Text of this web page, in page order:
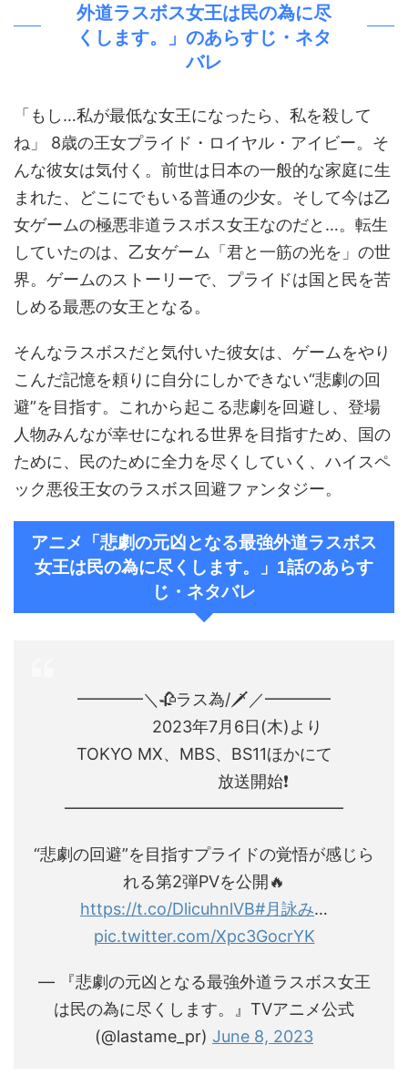
外道ラスボス女王は民の為に尽
くします。」のあらすじ・ネタ
バレ
「もし…私が最低な女王になったら、私を殺して
ね」 8歳の王女プライド・ロイヤル・アイビー。そ
んな彼女は気付く。前世は日本の一般的な家庭に生
まれた、どこにでもいる普通の少女。そして今は乙
女ゲームの極悪非道ラスボス女王なのだと…。転生
していたのは、乙女ゲーム「君と一筋の光を」の世
界。ゲームのストーリーで、プライドは国と民を苦
しめる最悪の女王となる。
そんなラスボスだと気付いた彼女は、ゲームをやり
こんだ記憶を頼りに自分にしかできない“悲劇の回
避”を目指す。これから起こる悲劇を回避し、登場
人物みんなが幸せになれる世界を目指すため、国の
ために、民のために全力を尽くしていく、ハイスペ
ック悪役王女のラスボス回避ファンタジー。
アニメ「悲劇の元凶となる最強外道ラスボス
女王は民の為に尽くします。」1話のあらす
じ・ネタバレ
━━━━＼🥀ラス為/🗡️／━━━━
2023年7月6日(木)より
TOKYO MX、MBS、BS11ほかにて
放送開始❗️
━━━━━━━━━━━━━━━━━
“悲劇の回避”を目指すプライドの覚悟が感じら
れる第2弾PVを公開🔥
https://t.co/DlicuhnlVB#月詠み…
pic.twitter.com/Xpc3GocrYK
— 『悲劇の元凶となる最強外道ラスボス女王
は民の為に尽くします。』TVアニメ公式
(@lastame_pr) June 8, 2023